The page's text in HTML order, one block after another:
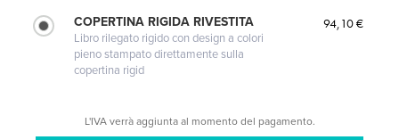
COPERTINA RIGIDA RIVESTITA
Libro rilegato rigido con design a colori
pieno stampato direttamente sulla
copertina rigid
94,10 €
L'IVA verrà aggiunta al momento del pagamento.